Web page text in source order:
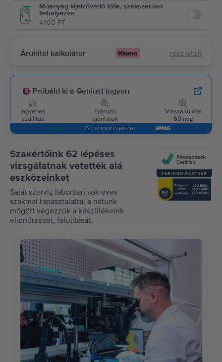
Műanyag kijelzővédő fólia, szakszerűen
felhelyezve
4.100 FT
Áruhitel kalkulátor részletek
Próbáld ki a Geniust ingyen
Ingyenes
szállítás
Exkluzív
ajánlatok
Visszaküldés
60 nap
A csoport része
Szakértőink 62 lépéses
vizsgálatnak vetették alá
eszközeinket
Saját szerviz laborban sok éves
szakmai tapasztalattal a hátunk
mögött végezzük a készülékeink
ellenőrzését, felújítását.